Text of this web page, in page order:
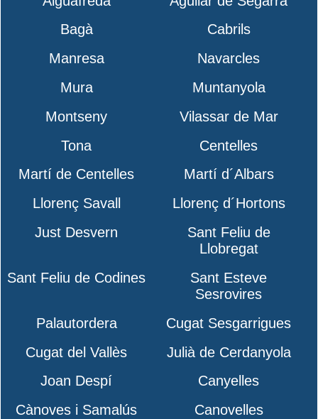
Bagà
Cabrils
Manresa
Navarcles
Mura
Muntanyola
Montseny
Vilassar de Mar
Tona
Centelles
Martí de Centelles
Martí d´Albars
Llorenç Savall
Llorenç d´Hortons
Just Desvern
Sant Feliu de
Llobregat
Sant Feliu de Codines
Sant Esteve
Sesrovires
Palautordera
Cugat Sesgarrigues
Cugat del Vallès
Julià de Cerdanyola
Joan Despí
Canyelles
Cànoves i Samalús
Canovelles